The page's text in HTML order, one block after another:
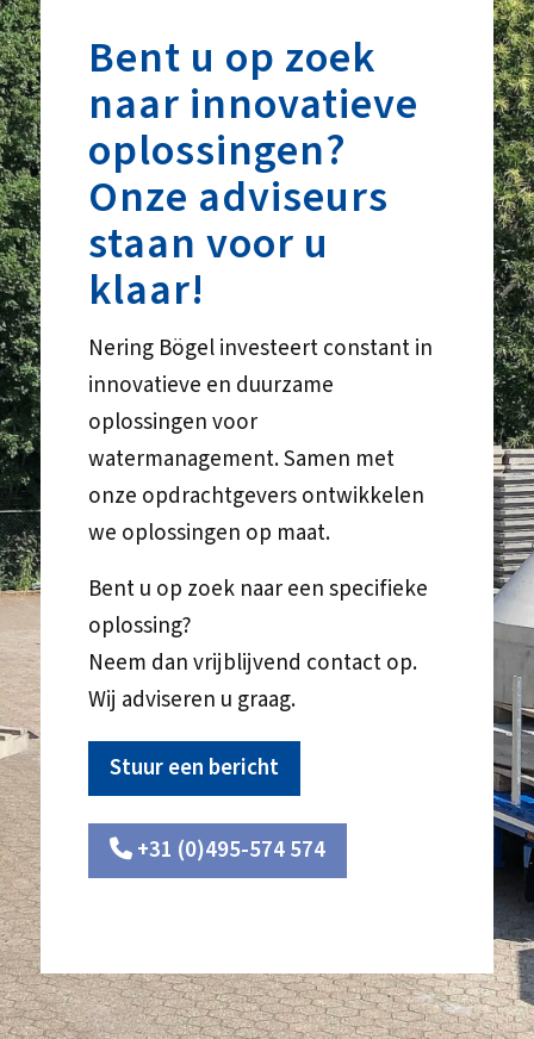
Bent u op zoek
naar innovatieve
oplossingen?
Onze adviseurs
staan voor u
klaar!
Nering Bögel investeert constant in
innovatieve en duurzame
oplossingen voor
watermanagement. Samen met
onze opdrachtgevers ontwikkelen
we oplossingen op maat.
Bent u op zoek naar een specifieke
oplossing?
Neem dan vrijblijvend contact op.
Wij adviseren u graag.
Stuur een bericht
+31 (0)495-574 574